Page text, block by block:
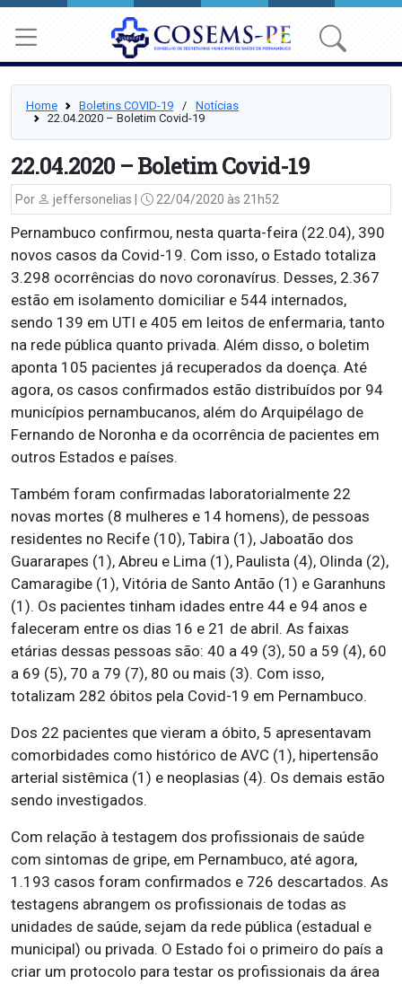
Home Boletins COVID-19 ⠀/⠀ Notícias
22.04.2020 – Boletim Covid-19
22.04.2020 – Boletim Covid-19
Por jeffersonelias | 22/04/2020 às 21h52
Pernambuco confirmou, nesta quarta-feira (22.04), 390
novos casos da Covid-19. Com isso, o Estado totaliza
3.298 ocorrências do novo coronavírus. Desses, 2.367
estão em isolamento domiciliar e 544 internados,
sendo 139 em UTI e 405 em leitos de enfermaria, tanto
na rede pública quanto privada. Além disso, o boletim
aponta 105 pacientes já recuperados da doença. Até
agora, os casos confirmados estão distribuídos por 94
municípios pernambucanos, além do Arquipélago de
Fernando de Noronha e da ocorrência de pacientes em
outros Estados e países.
Também foram confirmadas laboratorialmente 22
novas mortes (8 mulheres e 14 homens), de pessoas
residentes no Recife (10), Tabira (1), Jaboatão dos
Guararapes (1), Abreu e Lima (1), Paulista (4), Olinda (2),
Camaragibe (1), Vitória de Santo Antão (1) e Garanhuns
(1). Os pacientes tinham idades entre 44 e 94 anos e
faleceram entre os dias 16 e 21 de abril. As faixas
etárias dessas pessoas são: 40 a 49 (3), 50 a 59 (4), 60
a 69 (5), 70 a 79 (7), 80 ou mais (3). Com isso,
totalizam 282 óbitos pela Covid-19 em Pernambuco.
Dos 22 pacientes que vieram a óbito, 5 apresentavam
comorbidades como histórico de AVC (1), hipertensão
arterial sistêmica (1) e neoplasias (4). Os demais estão
sendo investigados.
Com relação à testagem dos profissionais de saúde
com sintomas de gripe, em Pernambuco, até agora,
1.193 casos foram confirmados e 726 descartados. As
testagens abrangem os profissionais de todas as
unidades de saúde, sejam da rede pública (estadual e
municipal) ou privada. O Estado foi o primeiro do país a
criar um protocolo para testar os profissionais da área